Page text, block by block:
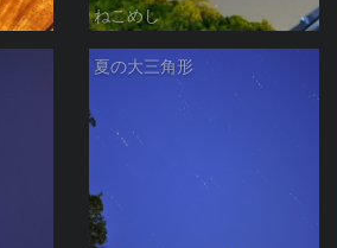
ねこめし
夏の大三角形